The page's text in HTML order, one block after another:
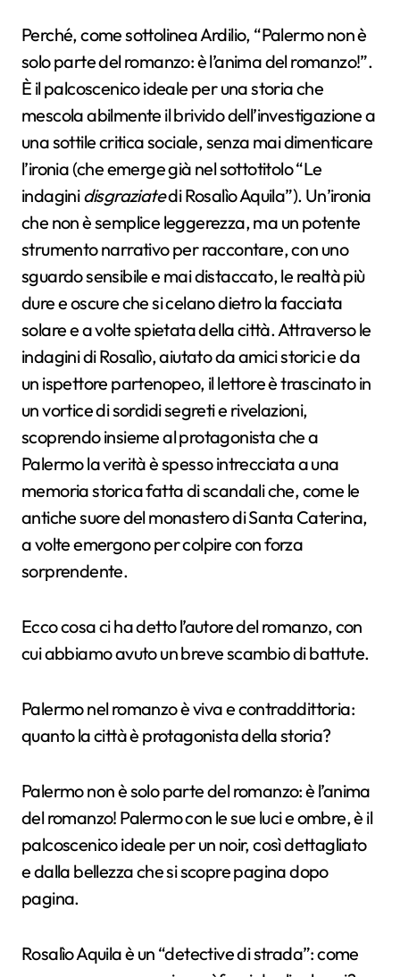
Perché, come sottolinea Ardilio, “Palermo non è
solo parte del romanzo: è l’anima del romanzo!”.
È il palcoscenico ideale per una storia che
mescola abilmente il brivido dell’investigazione a
una sottile critica sociale, senza mai dimenticare
l’ironia (che emerge già nel sottotitolo “Le
indaginidisgraziatedi Rosalìo Aquila”). Un’ironia
che non è semplice leggerezza, ma un potente
strumento narrativo per raccontare, con uno
sguardo sensibile e mai distaccato, le realtà più
dure e oscure che si celano dietro la facciata
solare e a volte spietata della città. Attraverso le
indagini di Rosalìo, aiutato da amici storici e da
un ispettore partenopeo, il lettore è trascinato in
un vortice di sordidi segreti e rivelazioni,
scoprendo insieme al protagonista che a
Palermo la verità è spesso intrecciata a una
memoria storica fatta di scandali che, come le
antiche suore del monastero di Santa Caterina,
a volte emergono per colpire con forza
sorprendente.
Ecco cosa ci ha detto l’autore del romanzo, con
cui abbiamo avuto un breve scambio di battute.
Palermo nel romanzo è viva e contraddittoria:
quanto la città è protagonista della storia?
Palermo non è solo parte del romanzo: è l’anima
del romanzo! Palermo con le sue luci e ombre, è il
palcoscenico ideale per un noir, così dettagliato
e dalla bellezza che si scopre pagina dopo
pagina.
Rosalìo Aquila è un “detective di strada”: come